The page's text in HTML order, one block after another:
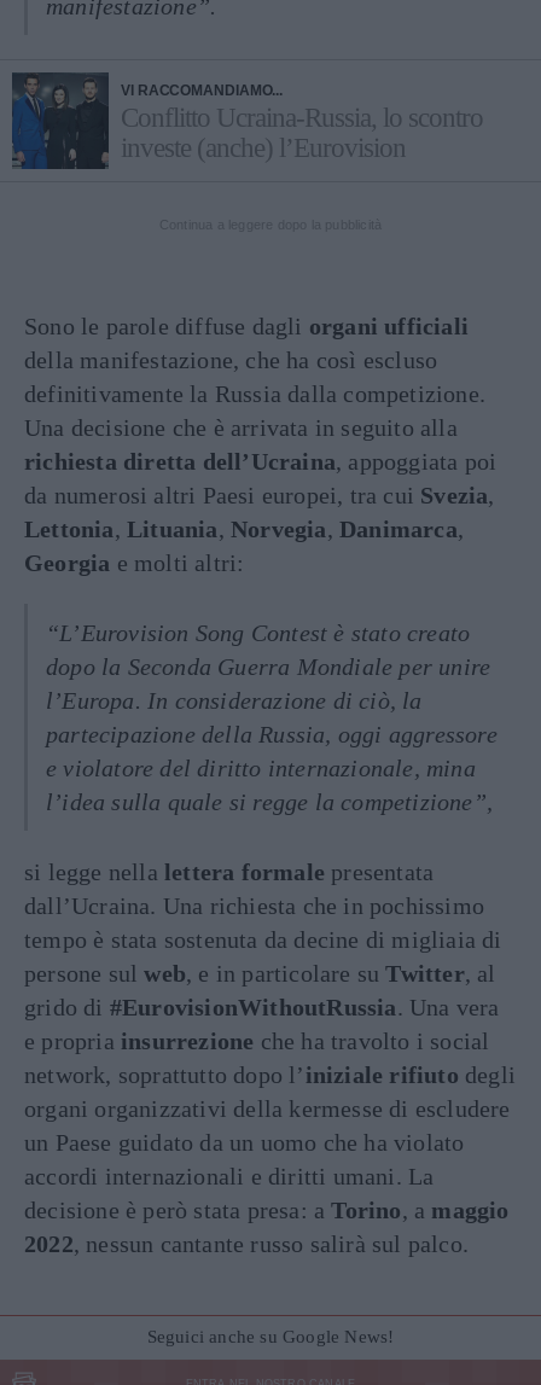
manifestazione”.
VI RACCOMANDIAMO...
Conflitto Ucraina-Russia, lo scontro
investe (anche) l’Eurovision
Sono le parole diffuse dagli organi ufficiali
della manifestazione, che ha così escluso
definitivamente la Russia dalla competizione.
Una decisione che è arrivata in seguito alla
richiesta diretta dell’Ucraina, appoggiata poi
da numerosi altri Paesi europei, tra cui Svezia,
Lettonia,Lituania,Norvegia,Danimarca,
Georgia e molti altri:
“L’Eurovision Song Contest è stato creato
dopo la Seconda Guerra Mondiale per unire
l’Europa. In considerazione di ciò, la
partecipazione della Russia, oggi aggressore
e violatore del diritto internazionale, mina
l’idea sulla quale si regge la competizione”,
si legge nella lettera formale presentata
dall’Ucraina. Una richiesta che in pochissimo
tempo è stata sostenuta da decine di migliaia di
persone sulweb, e in particolare suTwitter, al
grido di #EurovisionWithoutRussia. Una vera
e propria insurrezione che ha travolto i social
network, soprattutto dopo l’iniziale rifiuto degli
organi organizzativi della kermesse di escludere
un Paese guidato da un uomo che ha violato
accordi internazionali e diritti umani. La
decisione è però stata presa: aTorino, a maggio
2022, nessun cantante russo salirà sul palco.
Seguici anche su Google News!